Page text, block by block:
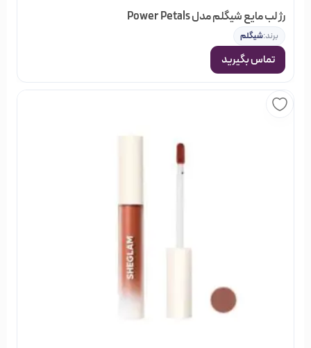
زمانی که می‌بل (خواهر تام) با استفاده از وازلین ، زغال سنگ و
خاکستر ترکیبی جالب برای حجم دادن به ابرو هایش استفاده کرد،
توماس به فکر تولید این محصول افتاد و در سال 1915 (1293)
بزرگترش میبل که ایده ساخت این محصول را به او داده بود، نام
میبلین رفته رفته با استقبال زیادی مواجه شد و در مسیر رشد و
میبیلین نیویورک تغییر داد . امروزه برند میبیلین یکی از بهترین
برندهای آرایشی دنیا محسوب می شود و محصولات آن در اکثر
کشورهای دنیا عرضه می‌گردد. بهترین و شناخته شده لوازم آرایشی
رژ لب مایع شیگلم مدل Power Petals
برند:شیگلم
تماس بگیرید